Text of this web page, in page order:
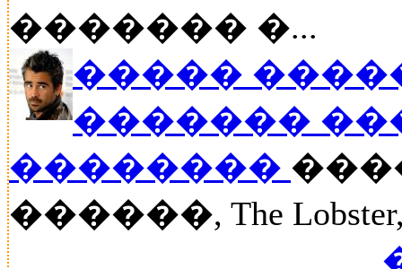
������� �...
�����
�������
��������
������, The